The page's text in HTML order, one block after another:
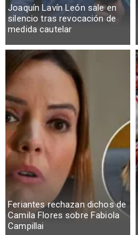
Joaquín Lavín León sale en
silencio tras revocación de
medida cautelar
Feriantes rechazan dichos de
Camila Flores sobre Fabiola
Campillai